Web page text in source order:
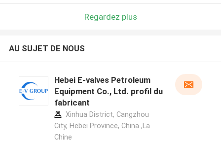
Regardez plus
AU SUJET DE NOUS
Hebei E-valves Petroleum
Equipment Co., Ltd. profil du
fabricant
Xinhua District, Cangzhou
City, Hebei Province, China ,La
Chine